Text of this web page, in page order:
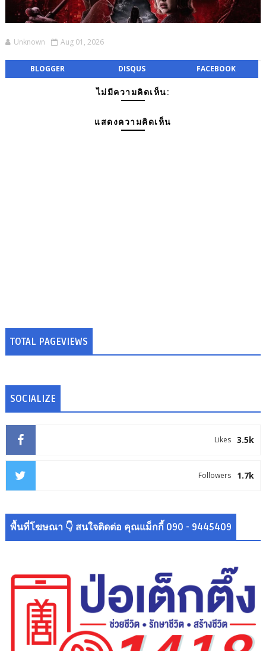
Unknown Aug 01, 2026
BLOGGER DISQUS FACEBOOK
ไม่มีความคิดเห็น:
แสดงความคิดเห็น
TOTAL PAGEVIEWS
SOCIALIZE
3.5k
Likes
1.7k
Followers
พื้นที่โฆษณา 👇 สนใจติดต่อ คุณแม็กกี้ 090 - 9445409